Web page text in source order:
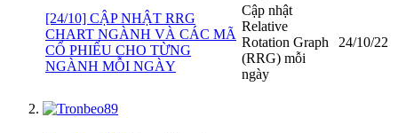
[24/10] CẬP NHẬT RRG
CHART NGÀNH VÀ CÁC MÃ
CỔ PHIẾU CHO TỪNG
NGÀNH MỖI NGÀY
Cập nhật
Relative
Rotation Graph
(RRG) mỗi
ngày
24/10/22